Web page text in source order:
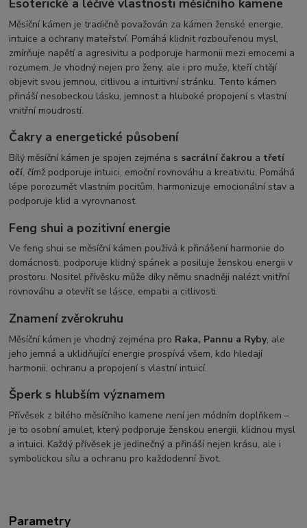
Esoterické a léčivé vlastnosti měsíčního kamene
Měsíční kámen je tradičně považován za kámen ženské energie,
intuice a ochrany mateřství. Pomáhá klidnit rozbouřenou mysl,
zmírňuje napětí a agresivitu a podporuje harmonii mezi emocemi a
rozumem. Je vhodný nejen pro ženy, ale i pro muže, kteří chtějí
objevit svou jemnou, citlivou a intuitivní stránku. Tento kámen
přináší nesobeckou lásku, jemnost a hluboké propojení s vlastní
vnitřní moudrostí.
Čakry a energetické působení
Bílý měsíční kámen je spojen zejména s sacrální čakrou a třetí
očí, čímž podporuje intuici, emoční rovnováhu a kreativitu. Pomáhá
lépe porozumět vlastním pocitům, harmonizuje emocionální stav a
podporuje klid a vyrovnanost.
Feng shui a pozitivní energie
Ve feng shui se měsíční kámen používá k přinášení harmonie do
domácnosti, podporuje klidný spánek a posiluje ženskou energii v
prostoru. Nositel přívěsku může díky němu snadněji nalézt vnitřní
rovnováhu a otevřít se lásce, empatii a citlivosti.
Znamení zvěrokruhu
Měsíční kámen je vhodný zejména pro Raka, Pannu a Ryby, ale
jeho jemná a uklidňující energie prospívá všem, kdo hledají
harmonii, ochranu a propojení s vlastní intuicí.
Šperk s hlubším významem
Přívěsek z bílého měsíčního kamene není jen módním doplňkem –
je to osobní amulet, který podporuje ženskou energii, klidnou mysl
a intuici. Každý přívěsek je jedinečný a přináší nejen krásu, ale i
symbolickou sílu a ochranu pro každodenní život.
Parametry